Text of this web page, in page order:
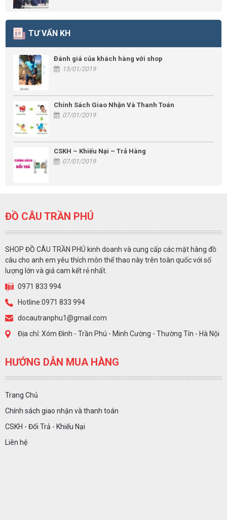
TƯ VẤN KH
Đánh giá của khách hàng với shop
15/01/2019
Chính Sách Giao Nhận Và Thanh Toán
07/01/2019
CSKH – Khiếu Nại – Trả Hàng
07/01/2019
ĐỒ CÂU TRẦN PHÚ
SHOP ĐỒ CÂU TRẦN PHÚ kinh doanh và cung cấp các mặt hàng đồ
câu cho anh em yêu thích môn thể thao này trên toàn quốc với số
lượng lớn và giá cam kết rẻ nhất.
0971 833 994
Hotline:0971 833 994
docautranphu1@gmail.com
Địa chỉ: Xóm Đình - Trần Phú - Minh Cường - Thường Tín - Hà Nội
HƯỚNG DẪN MUA HÀNG
Trang Chủ
Chính sách giao nhận và thanh toán
CSKH - Đổi Trả - Khiếu Nại
Liên hệ